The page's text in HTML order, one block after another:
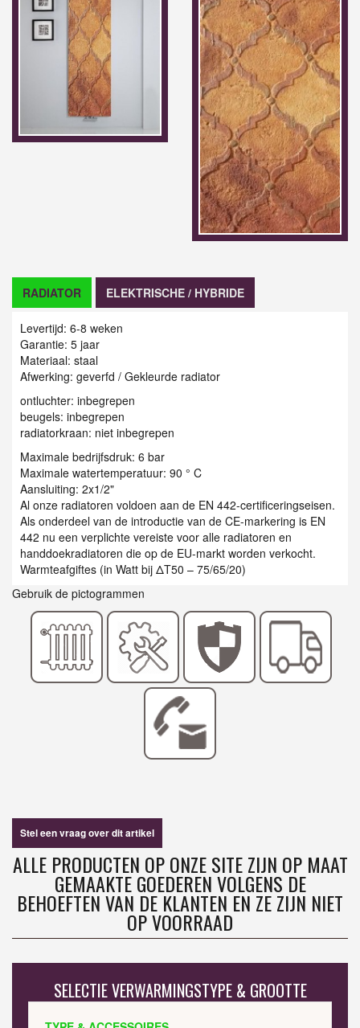
RADIATOR ELEKTRISCHE / HYBRIDE
Levertijd: 6-8 weken
Garantie: 5 jaar
Materiaal: staal
Afwerking: geverfd / Gekleurde radiator
ontluchter: inbegrepen
beugels: inbegrepen
radiatorkraan: niet inbegrepen
Maximale bedrijfsdruk: 6 bar
Maximale watertemperatuur: 90 ° C
Aansluiting: 2x1/2"
Al onze radiatoren voldoen aan de EN 442-certificeringseisen.
Als onderdeel van de introductie van de CE-markering is EN
442 nu een verplichte vereiste voor alle radiatoren en
handdoekradiatoren die op de EU-markt worden verkocht.
Warmteafgiftes (in Watt bij ΔT50 – 75/65/20)
Gebruik de pictogrammen
Stel een vraag over dit artikel
ALLE PRODUCTEN OP ONZE SITE ZIJN OP MAAT
GEMAAKTE GOEDEREN VOLGENS DE
BEHOEFTEN VAN DE KLANTEN EN ZE ZIJN NIET
OP VOORRAAD
SELECTIE VERWARMINGSTYPE & GROOTTE